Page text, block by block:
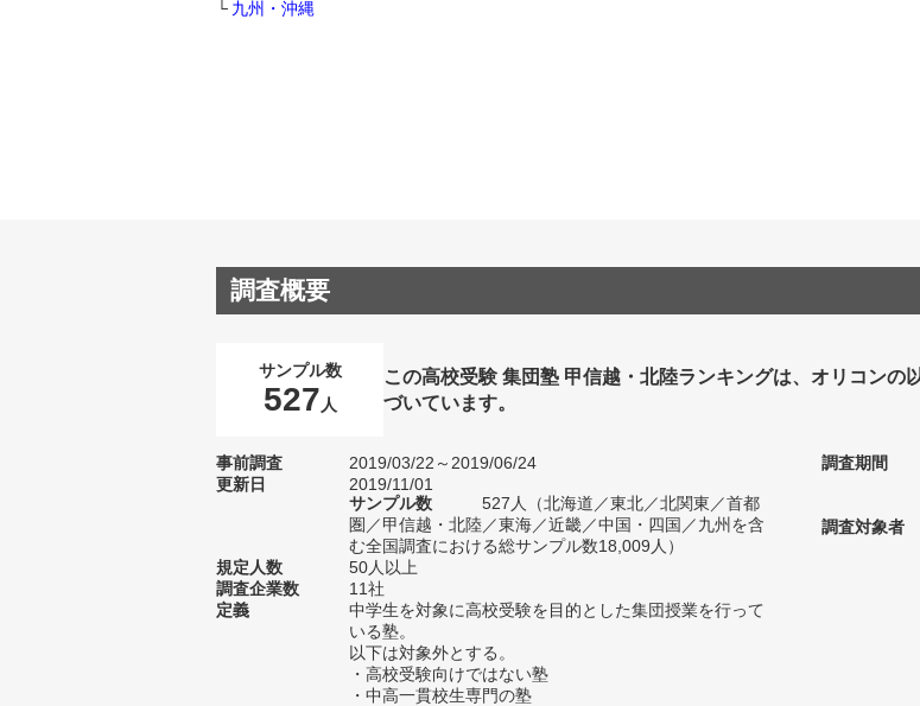
九州・沖縄
調査概要
サンプル数
527 人
この高校受験 集団塾 甲信越・北陸ランキングは、オリコンの
づいています。
事前調査
2019/03/22～2019/06/24
更新日
2019/11/01
サンプル数
527人（北海道／東北／北関東／首都
圏／甲信越・北陸／東海／近畿／中国・四国／九州を含
む全国調査における総サンプル数18,009人）
規定人数
50人以上
調査企業数
11社
定義
中学生を対象に高校受験を目的とした集団授業を行って
いる塾。
以下は対象外とする。
・高校受験向けではない塾
・中高一貫校生専門の塾
調査期間
調査対象者